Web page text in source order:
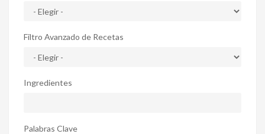
Filtro Avanzado de Recetas
Ingredientes
Palabras Clave